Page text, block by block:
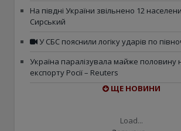
На півдні України звільнено 12
Сирський
У СБС пояснили логіку ударів по
Україна паралізувала майже половину
експорту Росії – Reuters
ЩЕ НОВИНИ
Load...